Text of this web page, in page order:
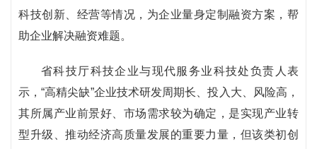
科技创新、经营等情况，为企业量身定制融资方案，帮
助企业解决融资难题。
省科技厅科技企业与现代服务业科技处负责人表
示，“高精尖缺”企业技术研发周期长、投入大、风险高，
其所属产业前景好、市场需求较为确定，是实现产业转
型升级、推动经济高质量发展的重要力量，但该类初创